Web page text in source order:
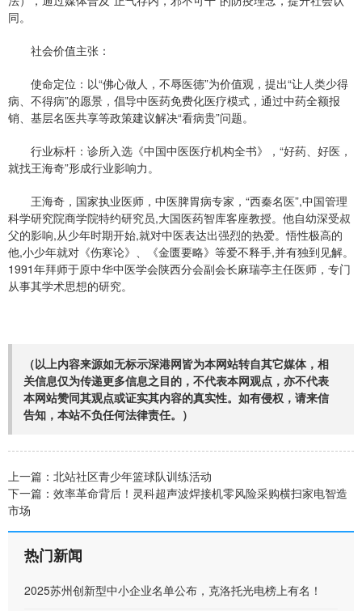
同。
社会价值主张：
使命定位：以“佛心做人，不辱医德”为价值观，提出“让人类少得
病、不得病”的愿景，倡导中医药免费化医疗模式，通过中药全额报
销、基层名医共享等政策建议解决“看病贵”问题。
行业标杆：诊所入选《中国中医医疗机构全书》，“好药、好医，
就找王海奇”形成行业影响力。
王海奇，国家执业医师，中医脾胃病专家，“西秦名医”,中国管理
科学研究院商学院特约研究员,大国医药智库客座教授。他自幼深受叔
父的影响,从少年时期开始,就对中医表达出强烈的热爱。悟性极高的
他,小少年就对《伤寒论》、《金匮要略》等爱不释手,并有独到见解。
1991年拜师于原中华中医学会陕西分会副会长麻瑞亭主任医师，专门
从事其学术思想的研究。
（以上内容来源如无标示深港网皆为本网站转自其它媒体，相
关信息仅为传递更多信息之目的，不代表本网观点，亦不代表
本网站赞同其观点或证实其内容的真实性。如有侵权，请来信
告知，本站不负任何法律责任。）
上一篇： 北站社区青少年篮球队训练活动
下一篇： 效率革命背后！灵科超声波焊接机零风险采购横扫家电智造
市场
热门新闻
2025苏州创新型中小企业名单公布，克洛托光电榜上有名！